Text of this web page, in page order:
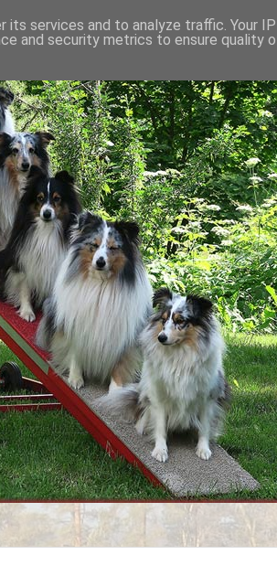
services and to analyze traffic. Your
and security metrics to ensure quality